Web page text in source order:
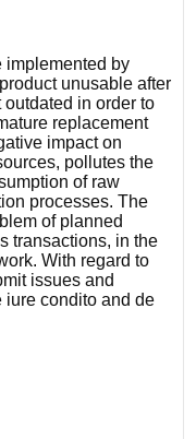
implemented by
unusable after
in order to
replacement
impact on
pollutes the
of raw
processes. The
of planned
transactions, in the
With regard to
issues and
iure condito and de